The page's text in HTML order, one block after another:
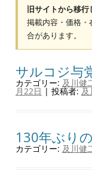
旧サイトから移行
掲載内容・価格
合があります。
サルコジ与
カテゴリー: 及川健
月22日 | 投稿者:及
130年ぶり
カテゴリー: 及川健